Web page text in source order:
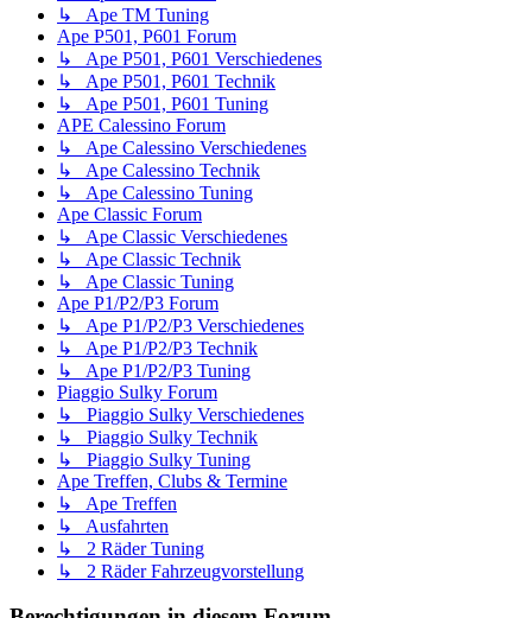
↳ Ape TM Tuning
Ape P501, P601 Forum
↳ Ape P501, P601 Verschiedenes
↳ Ape P501, P601 Technik
↳ Ape P501, P601 Tuning
APE Calessino Forum
↳ Ape Calessino Verschiedenes
↳ Ape Calessino Technik
↳ Ape Calessino Tuning
Ape Classic Forum
↳ Ape Classic Verschiedenes
↳ Ape Classic Technik
↳ Ape Classic Tuning
Ape P1/P2/P3 Forum
↳ Ape P1/P2/P3 Verschiedenes
↳ Ape P1/P2/P3 Technik
↳ Ape P1/P2/P3 Tuning
Piaggio Sulky Forum
↳ Piaggio Sulky Verschiedenes
↳ Piaggio Sulky Technik
↳ Piaggio Sulky Tuning
Ape Treffen, Clubs & Termine
↳ Ape Treffen
↳ Ausfahrten
↳ 2 Räder Tuning
↳ 2 Räder Fahrzeugvorstellung